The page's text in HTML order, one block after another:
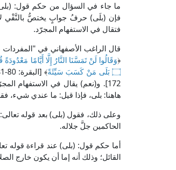
ما جاء في السؤال من حكم قول:
فإن (بلَى) حرفُ جوابٍ يختصُّ بالنَّفْي
فتقال في الاستفهام المجرّد.
﴿وَقَالُوا لَنْ تَمَسَّنَا النَّارُ إِلَّا أَيَّامًا
۝ بَلَى مَنْ كَسَبَ سَيِّئَةً
﴾ [البقرة: 80-81] ، أو جواب لاستفهام مقترن بنفي نحو: ﴿
172]. و(نعم) يقال في الاستفهام المجرّد نحو: ﴿
هاهنا: بلى، فإذا قيل: ما عندي شيء،
وعلى ذلك، فقول (بلى) بعد قوله
الحاكمين جلَّ جلاله.
أما حكم قول: (بلى) عند قراءة قوله
القائل؛ وذلك أنه إما أن يكون خارج